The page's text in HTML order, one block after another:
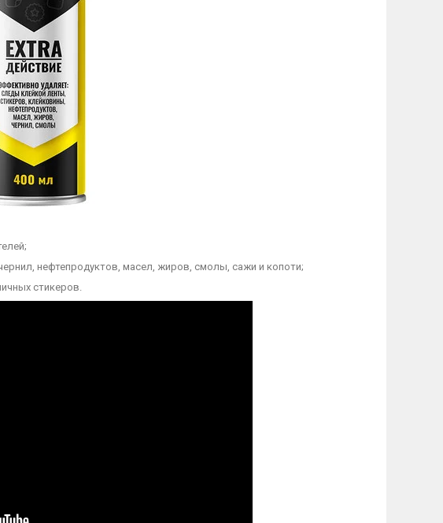
нефтепродуктов, масел, жиров, смолы, сажи и копоти;
стикеров.